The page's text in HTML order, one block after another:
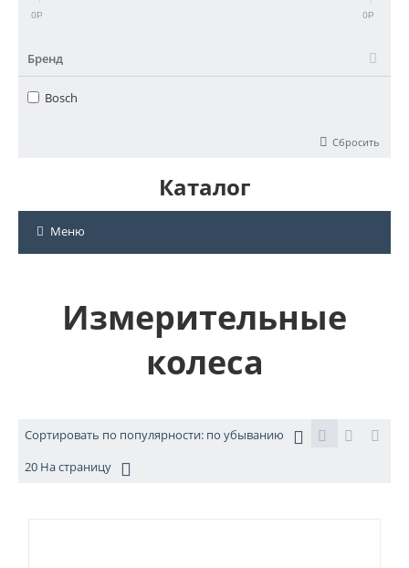
0Р 0Р
Бренд
Bosch
Сбросить
Каталог
Меню
Измерительные
колеса
Сортировать по популярности: по убыванию
20 На страницу